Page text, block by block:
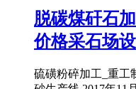
脱碳煤矸石
价格采石场
硫磺粉碎加工_重工